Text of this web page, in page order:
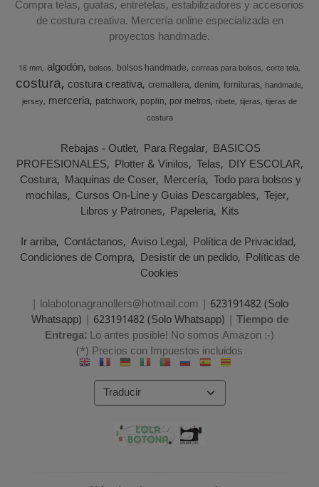
Compra telas, guatas, entretelas, estabilizadores y accesorios
de costura creativa. Mercería online especializada en
proyectos handmade.
18 mm algodón bolsos bolsos handmade correas para bolsos corte tela
costura costura creativa cremallera denim fornituras handmade
jersey merceria patchwork poplin por metros ribete tijeras tijeras de
costura
Rebajas - Outlet Para Regalar BASICOS
PROFESIONALES Plotter & Vinilos Telas DIY ESCOLAR
Costura Maquinas de Coser Mercería Todo para bolsos y
mochilas Cursos On-Line y Guias Descargables Tejer
Libros y Patrones Papeleria Kits
Ir arriba Contáctanos Aviso Legal Política de Privacidad
Condiciones de Compra Desistir de un pedido Políticas de
Cookies
| lolabotonagranollers@hotmail.com | 623191482 (Solo
Whatsapp) | 623191482 (Solo Whatsapp) | Tiempo de
Entrega:Lo antes posible! No somos Amazon :-)
(*) Precios con Impuestos incluidos